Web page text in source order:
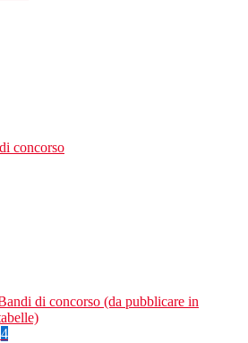
concorso
di concorso (da pubblicare in
4